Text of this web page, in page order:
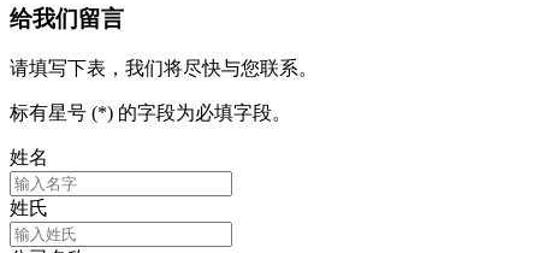
给我们留言
请填写下表，我们将尽快与您联系。
标有星号 (*) 的字段为必填字段。
姓名
姓氏